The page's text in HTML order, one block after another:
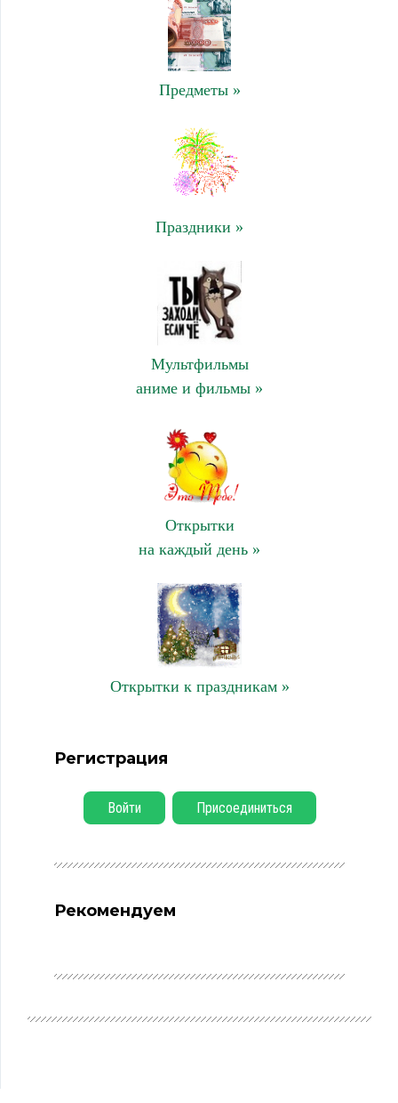
Предметы »
Праздники »
Мультфильмы
аниме и фильмы »
Открытки
на каждый день »
Открытки к праздникам »
Регистрация
Войти Присоединиться
Рекомендуем